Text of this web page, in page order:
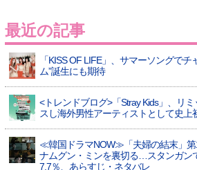
最近の記事
「KISS OF LIFE」、サマーソングで
ム”誕生にも期待
<トレンドブログ>「Stray Kids」、リ
スし海外男性アーティストとして史上
≪韓国ドラマNOW≫「夫婦の結末」第
ナムグン・ミンを裏切る…スタンガン
7.7％、あらすじ・ネタバレ